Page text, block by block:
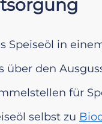
Speiseöl in
über den
für
selbst zu